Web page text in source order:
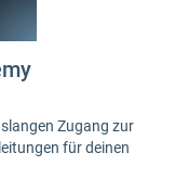
Zugang zur
für deinen